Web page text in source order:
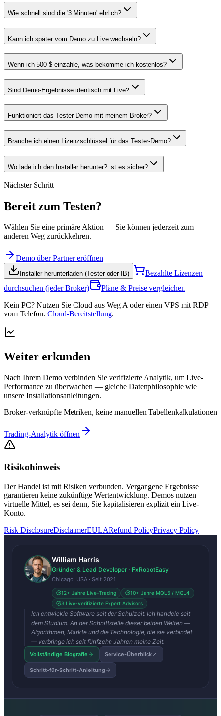
Wie schnell sind die '3 Minuten' ehrlich?
Kann ich später vom Demo zu Live wechseln?
Wenn ich 500 $ einzahle, was bekomme ich kostenlos?
Sind Demo-Ergebnisse identisch mit Live?
Funktioniert das Tester-Demo mit meinem Broker?
Brauche ich einen Lizenzschlüssel für das Tester-Demo?
Wo lade ich den Installer herunter? Ist es sicher?
Nächster Schritt
Bereit zum Testen?
Wählen Sie eine primäre Aktion — Sie können jederzeit zum
anderen Weg zurückkehren.
Demo über Partner eröffnen
Installer herunterladen (Tester oder IB)
Bezahlte Lizenzen
durchsuchen (jeder Broker)
Pläne & Preise vergleichen
Kein PC? Nutzen Sie Cloud aus Weg A oder einen VPS mit RDP
vom Telefon. Cloud-Bereitstellung.
Weiter erkunden
Nach Ihrem Demo verbinden Sie verifizierte Analytik, um Live-
Performance zu überwachen — gleiche Datenphilosophie wie
unsere Installationsanleitungen.
Broker-verknüpfte Metriken, keine manuellen Tabellenkalkulationen
Trading-Analytik öffnen
Risikohinweis
Der Handel ist mit Risiken verbunden. Vergangene Ergebnisse
garantieren keine zukünftige Wertentwicklung. Demos nutzen
virtuelle Mittel, es sei denn, Sie kapitalisieren explizit ein Live-
Konto.
Risk DisclosureDisclaimerEULARefund PolicyPrivacy Policy
William Harris
Gründer & Lead Developer · FxRobotEasy
Chicago, USA · Seit 2021
12+ Jahre Live-Trading
10+ Jahre MQL5 / MQL4
3 Live-verifizierte Expert Advisors
Ich entwickle Software seit der Schulzeit. Ich handele seit
dem Studium. An der Schnittstelle dieser beiden Welten —
Algorithmen, Märkte und die Technologie, die sie verbindet
— verbringe ich seit fünfzehn Jahren meine Zeit.
Vollständige Biografie Service-Überblick
Schritt-für-Schritt-Anleitung